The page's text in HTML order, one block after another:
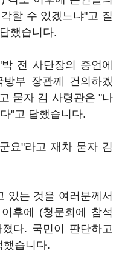
할 수 있겠느냐"고 질
했습니다.
전 사단장의 증언에
부 장관께 건의하겠
묻자 김 사령관은 "나
"고 답했습니다.
요"라고 재차 묻자 김
있는 것을 여러분께서
후에 (청문회에 참석
다. 국민이 판단하고
했습니다.